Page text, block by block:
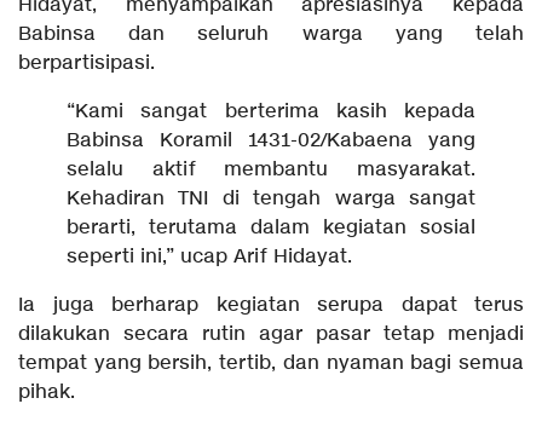
Hidayat, menyampaikan apresiasinya kepada
Babinsa dan seluruh warga yang telah
berpartisipasi.
“Kami sangat berterima kasih kepada
Babinsa Koramil 1431-02/Kabaena yang
selalu aktif membantu masyarakat.
Kehadiran TNI di tengah warga sangat
berarti, terutama dalam kegiatan sosial
seperti ini,” ucap Arif Hidayat.
Ia juga berharap kegiatan serupa dapat terus
dilakukan secara rutin agar pasar tetap menjadi
tempat yang bersih, tertib, dan nyaman bagi semua
pihak.